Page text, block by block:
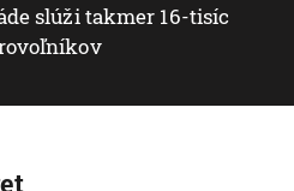
slúži takmer 16-tisíc